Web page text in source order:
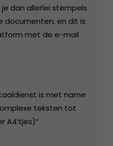
dan allerlei stempels
en dit is
met de e-mail
is met name
teksten tot
A4’tjes)”